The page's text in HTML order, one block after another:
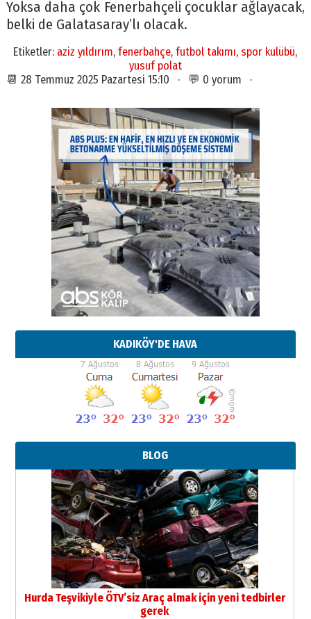
Yoksa daha çok Fenerbahçeli çocuklar ağlayacak,
belki de Galatasaray’lı olacak.
Etiketler: aziz yıldırım,fenerbahçe,futbol takımı,spor kulübü,
yusuf polat
📆 28 Temmuz 2025 Pazartesi 15:10 · 💬 0 yorum ·
KADIKÖY'DE HAVA
BLOG
Hurda Teşvikiyle ÖTV’siz Araç almak için yeni tedbirler
gerek
Neşat YALÇIN
Paranın Aile Kültüründeki Yeri
03 Ağustos 2026 Pazartesi
Yıldırım Gündoğdu
HAVVA’NIN ÜÇ KIZI
09 Temmuz 2026 Perşembe